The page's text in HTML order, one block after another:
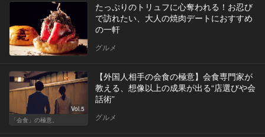
たっぷりのトリュフに心奪われる！お忍び
で訪れたい、大人の焼肉デートにおすすめ
の一軒
グルメ
Vol.5
「会食」の極意。
【外国人相手の会食の極意】会食専門家が
教える、想像以上の成果が出る“店選びや会
話術”
グルメ